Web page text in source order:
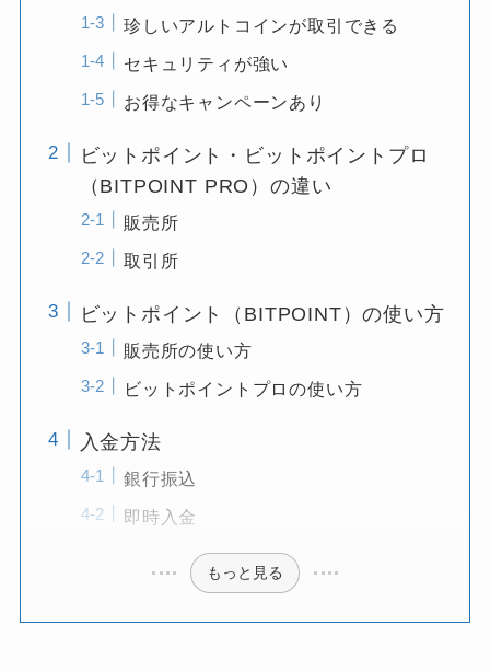
珍しいアルトコインが取引できる
セキュリティが強い
お得なキャンペーンあり
ビットポイント・ビットポイントプロ
（BITPOINT PRO）の違い
販売所
取引所
ビットポイント（BITPOINT）の使い方
販売所の使い方
ビットポイントプロの使い方
入金方法
銀行振込
即時入金
もっと見る